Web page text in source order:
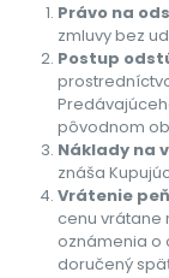
Právo na
zmluvy bez
Postup
pôvodnom
Náklady na
znáša
Vrátenie
cenu vrátane
oznámenia o
doručený